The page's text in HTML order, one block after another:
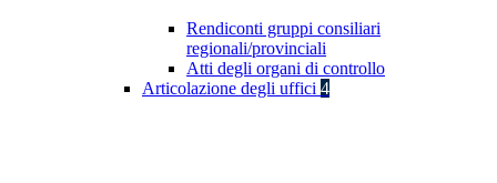
Rendiconti gruppi consiliari
regionali/provinciali
Atti degli organi di controllo
Articolazione degli uffici 4